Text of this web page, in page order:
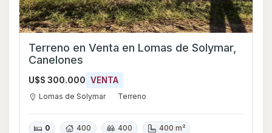
Terreno en Venta en Lomas de Solymar,
Canelones
U$S 300.000 VENTA
Lomas de Solymar Terreno
0 400 400 400 m²